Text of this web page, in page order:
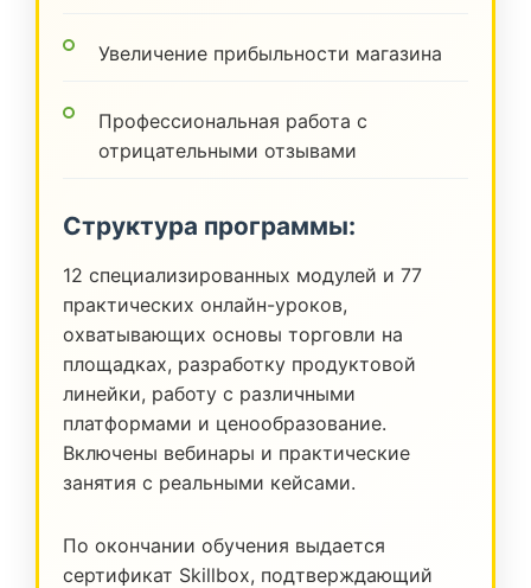
Увеличение прибыльности магазина
Профессиональная работа с
отрицательными отзывами
Структура программы:
12 специализированных модулей и 77
практических онлайн-уроков,
охватывающих основы торговли на
площадках, разработку продуктовой
линейки, работу с различными
платформами и ценообразование.
Включены вебинары и практические
занятия с реальными кейсами.
По окончании обучения выдается
сертификат Skillbox, подтверждающий